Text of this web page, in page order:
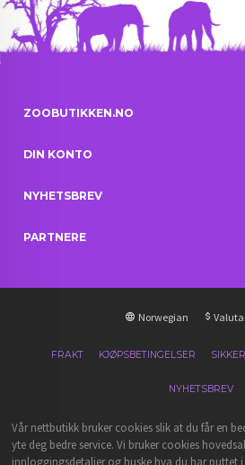
ZOOBUTIKKEN.NO
DIN KONTO
NYHETSBREV
PARTNERE
Norwegian Valuta
FRAKT KJØPSBETINGELSER
NYHETSBREV
Vår nettbutikk bruker cookies slik at du får en
yte deg bedre service. Vi bruker cookies